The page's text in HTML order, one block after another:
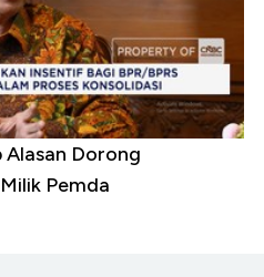
Alasan Dorong
Pemda